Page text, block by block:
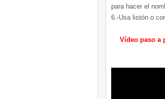
para hacer el
6.-Usa listón o
Vídeo paso a